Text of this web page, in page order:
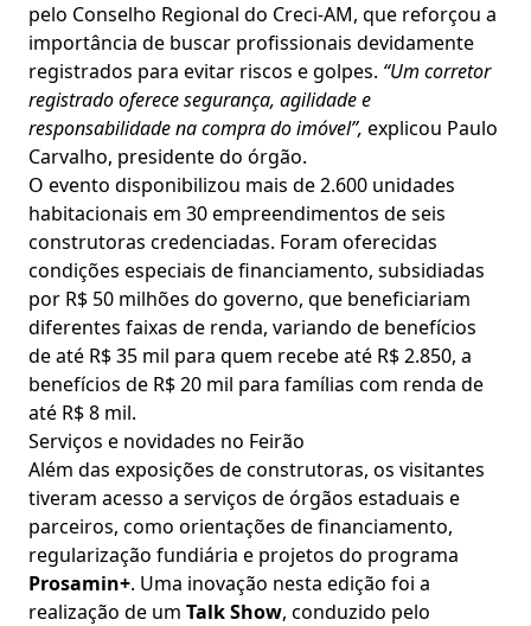
pelo Conselho Regional do Creci-AM, que reforçou a
importância de buscar profissionais devidamente
registrados para evitar riscos e golpes. “Um corretor
registrado oferece segurança, agilidade e
responsabilidade na compra do imóvel”, explicou Paulo
Carvalho, presidente do órgão.
O evento disponibilizou mais de 2.600 unidades
habitacionais em 30 empreendimentos de seis
construtoras credenciadas. Foram oferecidas
condições especiais de financiamento, subsidiadas
por R$ 50 milhões do governo, que beneficiariam
diferentes faixas de renda, variando de benefícios
de até R$ 35 mil para quem recebe até R$ 2.850, a
benefícios de R$ 20 mil para famílias com renda de
até R$ 8 mil.
Serviços e novidades no Feirão
Além das exposições de construtoras, os visitantes
tiveram acesso a serviços de órgãos estaduais e
parceiros, como orientações de financiamento,
regularização fundiária e projetos do programa
Prosamin+. Uma inovação nesta edição foi a
realização de um Talk Show, conduzido pelo